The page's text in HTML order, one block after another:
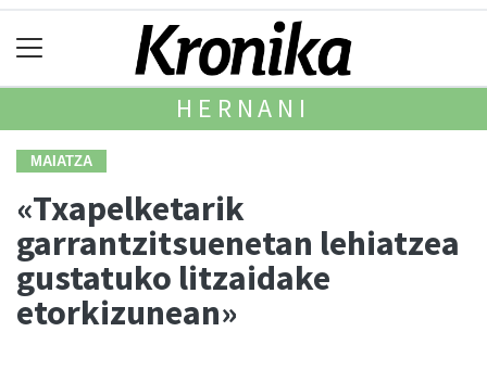
HERNANI
MAIATZA
«Txapelketarik
garrantzitsuenetan lehiatzea
gustatuko litzaidake
etorkizunean»